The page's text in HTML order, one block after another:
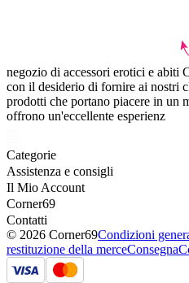
negozio di accessori erotici e abiti
con il desiderio di fornire ai nostri
prodotti che portano piacere in un
offrono un'eccellente esperienz
Categorie
Assistenza e consigli
Il Mio Account
Corner69
Contatti
© 2026 Corner69Condizioni
restituzione della merceConsegna